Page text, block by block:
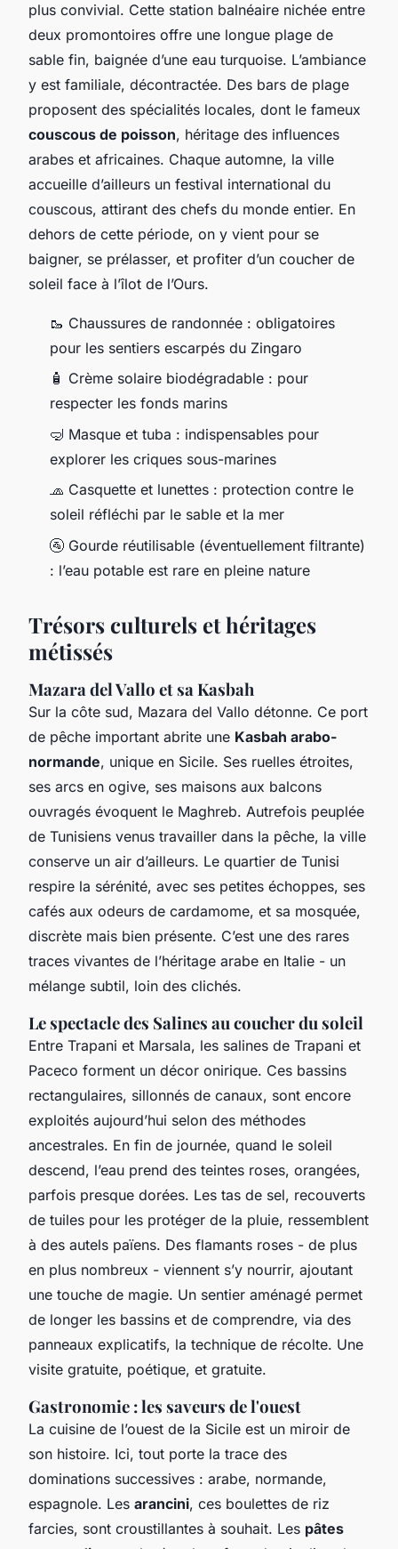
plus convivial. Cette station balnéaire nichée entre
deux promontoires offre une longue plage de
sable fin, baignée d’une eau turquoise. L’ambiance
y est familiale, décontractée. Des bars de plage
proposent des spécialités locales, dont le fameux
couscous de poisson, héritage des influences
arabes et africaines. Chaque automne, la ville
accueille d’ailleurs un festival international du
couscous, attirant des chefs du monde entier. En
dehors de cette période, on y vient pour se
baigner, se prélasser, et profiter d’un coucher de
soleil face à l’îlot de l’Ours.
🥾 Chaussures de randonnée : obligatoires
pour les sentiers escarpés du Zingaro
🧴 Crème solaire biodégradable : pour
respecter les fonds marins
🤿 Masque et tuba : indispensables pour
explorer les criques sous-marines
🧢 Casquette et lunettes : protection contre le
soleil réfléchi par le sable et la mer
🚰 Gourde réutilisable (éventuellement filtrante)
: l’eau potable est rare en pleine nature
Trésors culturels et héritages
métissés
Mazara del Vallo et sa Kasbah
Sur la côte sud, Mazara del Vallo détonne. Ce port
de pêche important abrite une Kasbah arabo-
normande, unique en Sicile. Ses ruelles étroites,
ses arcs en ogive, ses maisons aux balcons
ouvragés évoquent le Maghreb. Autrefois peuplée
de Tunisiens venus travailler dans la pêche, la ville
conserve un air d’ailleurs. Le quartier de Tunisi
respire la sérénité, avec ses petites échoppes, ses
cafés aux odeurs de cardamome, et sa mosquée,
discrète mais bien présente. C’est une des rares
traces vivantes de l’héritage arabe en Italie - un
mélange subtil, loin des clichés.
Le spectacle des Salines au coucher du soleil
Entre Trapani et Marsala, les salines de Trapani et
Paceco forment un décor onirique. Ces bassins
rectangulaires, sillonnés de canaux, sont encore
exploités aujourd’hui selon des méthodes
ancestrales. En fin de journée, quand le soleil
descend, l’eau prend des teintes roses, orangées,
parfois presque dorées. Les tas de sel, recouverts
de tuiles pour les protéger de la pluie, ressemblent
à des autels païens. Des flamants roses - de plus
en plus nombreux - viennent s’y nourrir, ajoutant
une touche de magie. Un sentier aménagé permet
de longer les bassins et de comprendre, via des
panneaux explicatifs, la technique de récolte. Une
visite gratuite, poétique, et gratuite.
Gastronomie : les saveurs de l'ouest
La cuisine de l’ouest de la Sicile est un miroir de
son histoire. Ici, tout porte la trace des
dominations successives : arabe, normande,
espagnole. Les arancini, ces boulettes de riz
farcies, sont croustillantes à souhait. Les pâtes